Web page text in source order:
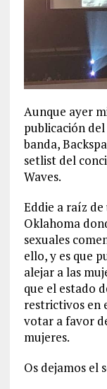
Aunque ayer
publicación
banda,
setlist del
Waves.
Eddie a raíz
Oklahoma
sexuales
ello, y es que
alejar a las
que el estado
restrictivos en
votar a favor
mujeres.
Os dejamos el